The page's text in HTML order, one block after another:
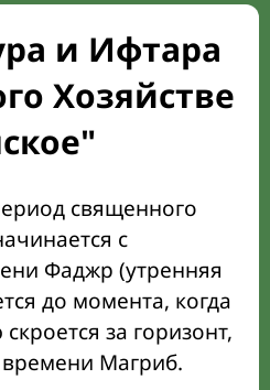
и Ифтара
Хозяйстве
священного
с
Фаджр (утренняя
до момента, когда
за горизонт,
времени Магриб.